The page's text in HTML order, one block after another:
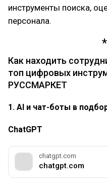
инструменты поиска,
персонала.
Как находить
топ цифровых
РУССМАРКЕТ
1. AI и чат-боты в
ChatGPT
chatgpt.com
chatgpt.com